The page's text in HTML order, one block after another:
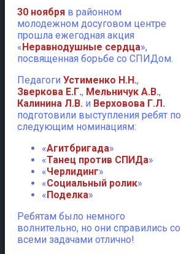
30 ноября в районном
молодежном досуговом центре
прошла ежегодная акция
«Неравнодушные сердца»,
посвященная борьбе со СПИДом.
Педагоги Устименко Н.Н.,
Зверкова Е.Г., Мельничук А.В.,
Калинина Л.В. и Верховова Г.Л.
подготовили выступления ребят по
следующим номинациям:
«Агитбригада»
«Танец против СПИДа»
«Черлидинг»
«Социальный ролик»
«Поделка»
Ребятам было немного
волнительно, но они справились со
всеми задачами отлично!